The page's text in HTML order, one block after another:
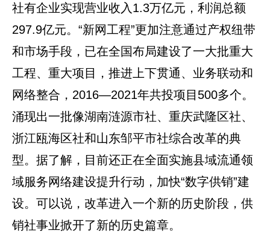
社有企业实现营业收入1.3万亿元，利润总额
297.9亿元。“新网工程”更加注意通过产权纽带
和市场手段，已在全国布局建设了一大批重大
工程、重大项目，推进上下贯通、业务联动和
网络整合，2016—2021年共投项目500多个。
涌现出一批像湖南涟源市社、重庆武隆区社、
浙江瓯海区社和山东邹平市社综合改革的典
型。据了解，目前还正在全面实施县域流通领
域服务网络建设提升行动，加快“数字供销”建
设。可以说，改革进入一个新的历史阶段，供
销社事业掀开了新的历史篇章。